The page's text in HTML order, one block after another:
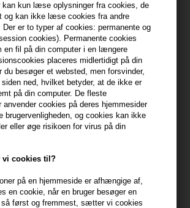
kan kun læse oplysninger fra cookies, de
og kan ikke læse cookies fra andre
Der er to typer af cookies: permanente og
cookies). Permanente cookies
en fil på din computer i en længere
placeres midlertidigt på din
du besøger et websted, men forsvinder,
ned, hvilket betyder, at de ikke er
på din computer. De fleste
anvender cookies på deres hjemmesider
brugervenligheden, og cookies kan ikke
eller øge risikoen for virus på din
vi cookies til?
på en hjemmeside er afhængige af,
en cookie, når en bruger besøger en
så først og fremmest, sætter vi cookies
Fabrikant
Color Mist 250m
effekt af Four Reasons Original Color
farvet hår og tilføje en ekstra dimension
Color Mist er en letvægts leave-in spray, der
farveintensiteten og beskytter mod de
fra miljøet. Denne multifunktionelle spray
reducerer kruset hår og tilføjer en naturlig